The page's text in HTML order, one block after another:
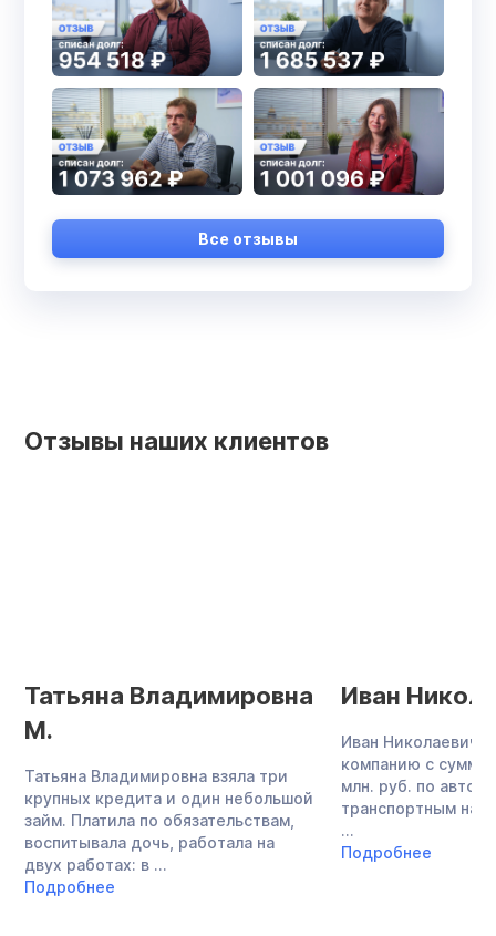
Все отзывы
Отзывы наших клиентов
Татьяна Владимировна
М.
Татьяна Владимировна взяла три
крупных кредита и один небольшой
займ. Платила по обязательствам,
воспитывала дочь, работала на
двух работах: в ...
Подробнее
Иван
Иван Николаевич
компанию с
млн. руб. по
транспортным
...
Подробнее